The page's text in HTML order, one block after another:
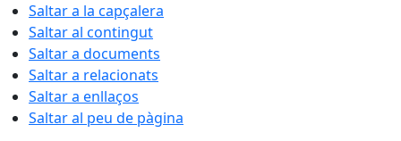
Saltar a la capçalera
Saltar al contingut
Saltar a documents
Saltar a relacionats
Saltar a enllaços
Saltar al peu de pàgina